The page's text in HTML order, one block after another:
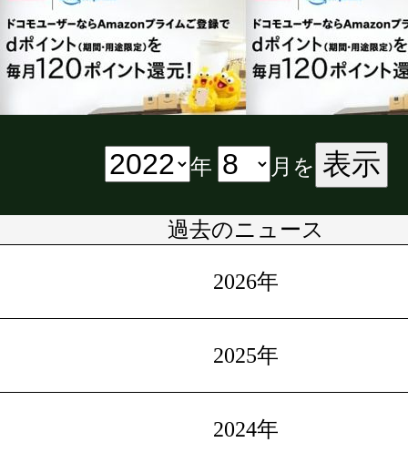
年 月を 表示
過去のニュース
2026年
2025年
2024年